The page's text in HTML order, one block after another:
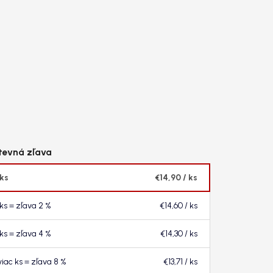
€14,90/ ks
= zľava 2 % €14,60/ ks
= zľava 4 % €14,30/ ks
ks = zľava 8 % €13,71 / ks